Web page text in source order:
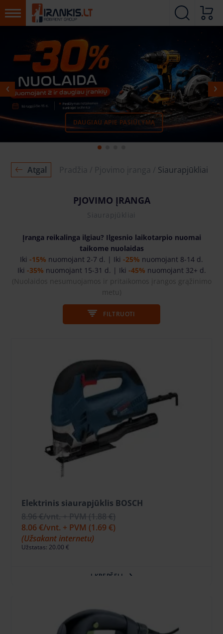
DAUGIAU APIE PASIŪLYMĄ
SUSISIEKITE
MŪSŲ PADALINIAI
Atgal Pradžia Pjovimo įranga Siaurapjūkliai
PJOVIMO ĮRANGA
Siaurapjūkliai
Įranga reikalinga ilgiau? Ilgesnio laikotarpio nuomai
taikome nuolaidas
Iki -15% nuomojant 2-7 d. | Iki -25% nuomojant 8-14 d.
Iki -35% nuomojant 15-31 d. | Iki -45% nuomojant 32+ d.
(Nuolaidos nesumuojamos ir pritaikomos įrangos grąžinimo
metu )
FILTRUOTI
Elektrinis siaurapjūklis BOSCH
8.96 €/vnt. + PVM(1.88 €)
8.06 €/vnt. + PVM (1.69 €)
(Užsakant internetu)
Užstatas: 20.00 €
Į KREPŠELĮ